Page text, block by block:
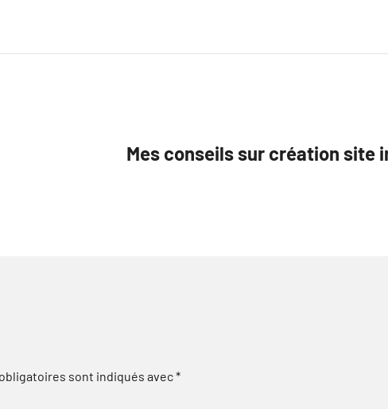
Mes conseils sur création site
sont indiqués avec*